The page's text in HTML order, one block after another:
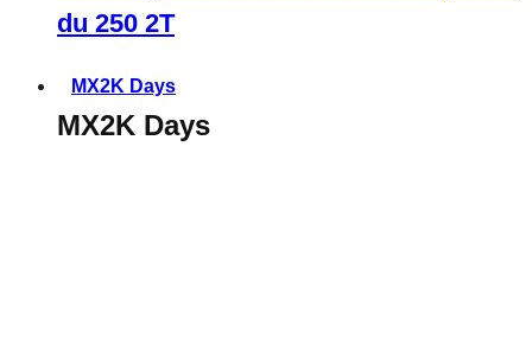
du 250 2T
MX2K Days
MX2K Days